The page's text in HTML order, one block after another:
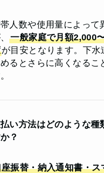
人数や使用量によって
一般家庭で月額2,000
が目安となります。下水
るとさらに高くなるこ
い方法はどのような種
？
振替・納入通知書・ス